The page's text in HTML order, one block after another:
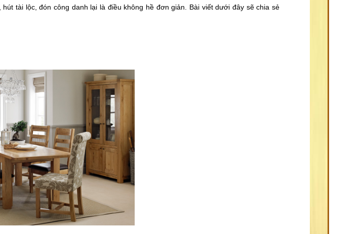
tài lộc, đón công danh lại là điều không hề đơn giản. Bài viết dưới đây sẽ chia sẻ